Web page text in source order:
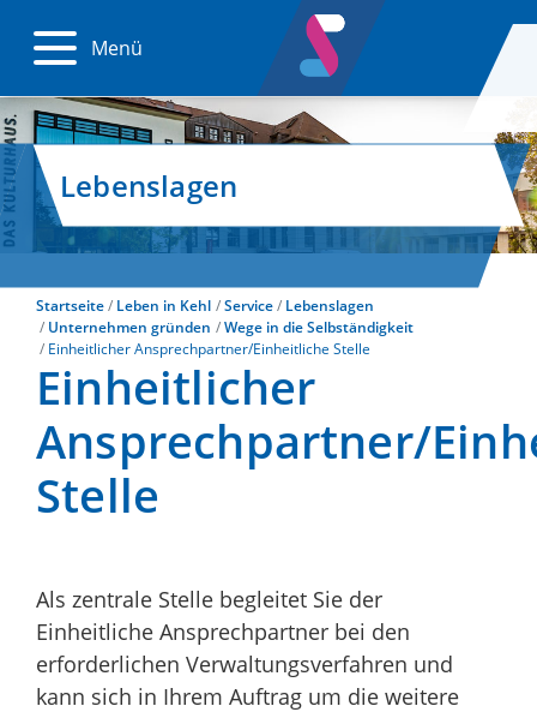
Menü
Lebenslagen
Startseite Leben in Kehl Service
Lebenslagen
Unternehmen gründen
Wege in die Selbständigkeit
Einheitlicher Ansprechpartner/Einheitliche Stelle
Einheitlicher
Ansprechpartner/
Stelle
Als zentrale Stelle begleitet Sie der
Einheitliche Ansprechpartner bei den
erforderlichen Verwaltungsverfahren und
kann sich in Ihrem Auftrag um die weitere